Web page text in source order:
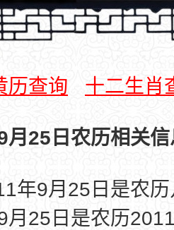
历查询 十二生肖
月25日农历相关
年9月25日是农
月25日是农历